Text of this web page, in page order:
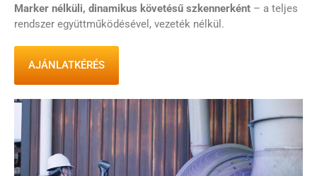
Marker nélküli, dinamikus követésű szkennerként – a teljes
rendszer együttműködésével, vezeték nélkül.
AJÁNLATKÉRÉS